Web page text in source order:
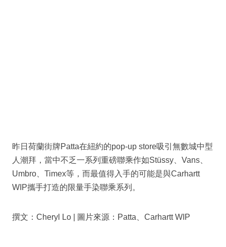
昨日荷蘭街牌Patta在紐約的pop-up store吸引無數城中型
人潮拜，當中不乏一系列重磅聯乘作如Stüssy、Vans、
Umbro、Timex等，而最值得入手的可能是與Carhartt
WIP攜手打造的限量手染聯乘系列。
撰文：Cheryl Lo | 圖片來源：Patta、Carhartt WIP